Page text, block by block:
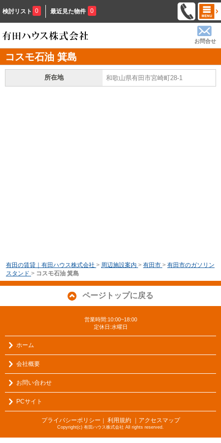
検討リスト 0 最近見た物件 0
お問合せ
コスモ石油 箕島
所在地 和歌山県有田市宮崎町28-1
有田の賃貸｜有田ハウス株式会社 > 周辺施設案内 > 有田市 > 有田市のガソリン
スタンド > コスモ石油 箕島
ページトップに戻る
営業時間:10:00~18:00
定休日:水曜日
ホーム
会社概要
お問い合わせ
PCサイト
プライバシーポリシー ｜ 利用規約 ｜アクセスマップ
Copyright(c) 有田ハウス株式会社 All rights reserved.